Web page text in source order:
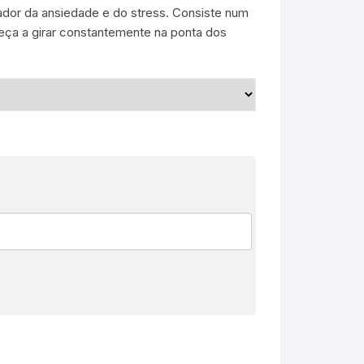
da ansiedade e do stress. Consiste num
a girar constantemente na ponta dos